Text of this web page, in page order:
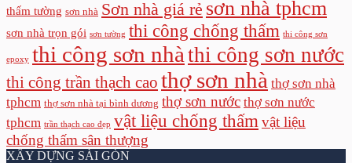
thấm tường sơn nhà Sơn nhà giá rẻ sơn nhà tphcm
sơn nhà trọn gói sơn tường thi công chống thấm thi công sơn
epoxy thi công sơn nhà thi công sơn nước
thi công trần thạch cao thợ sơn nhà thợ sơn nhà
tphcm thợ sơn nhà tại bình dương thợ sơn nước thợ sơn nước
tphcm trần thạch cao đẹp vật liệu chống thấm vật liệu
chống thấm sân thượng
XÂY DỰNG SÀI GÒN